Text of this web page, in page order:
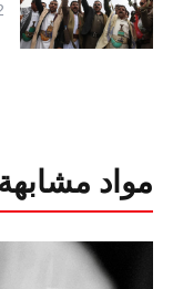
2
مواد مشابهة